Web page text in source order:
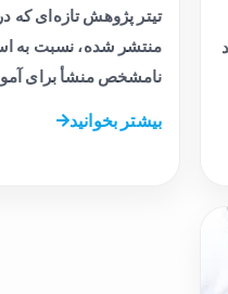
منتشر شده، نسبت به
نامشخص منشأ برای
بیشتر بخوانید